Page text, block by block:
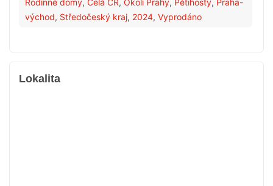
Rodinné domy, Celá ČR, Okolí Prahy, Pětihosty, Praha-
východ, Středočeský kraj, 2024, Vyprodáno
Lokalita